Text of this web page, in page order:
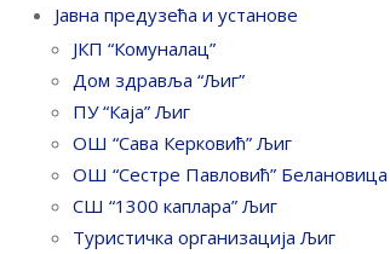
Јавна предузећа и установе
ЈКП “Комуналац”
Дом здравља “Љиг”
ПУ “Каја” Љиг
ОШ “Сава Керковић” Љиг
ОШ “Сестре Павловић” Белановица
СШ “1300 каплара” Љиг
Туристичка организација Љиг